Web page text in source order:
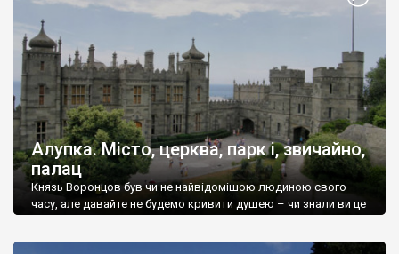
Алупка. Місто, церква, парк і, звичайно,
палац
Князь Воронцов був чи не найвідомішою людиною свого
часу, але давайте не будемо кривити душею – чи знали ви це